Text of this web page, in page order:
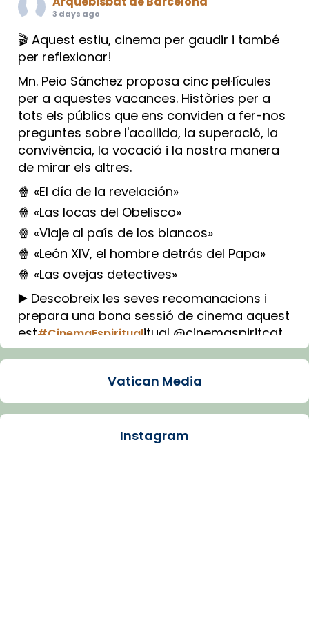
3 days ago
🎬 Aquest estiu, cinema per gaudir i també
per reflexionar!
Mn. Peio Sánchez proposa cinc pel·lícules
per a aquestes vacances. Històries per a
tots els públics que ens conviden a fer-nos
preguntes sobre l'acollida, la superació, la
convivència, la vocació i la nostra manera
de mirar els altres.
🍿 «El día de la revelación»
🍿 «Las locas del Obelisco»
🍿 «Viaje al país de los blancos»
🍿 «León XIV, el hombre detrás del Papa»
🍿 «Las ovejas detectives»
▶️ Descobreix les seves recomanacions i
prepara una bona sessió de cinema aquest
est#CinemaEspiritualitual @cinemaspiritcat
Imatge: Generada amb IA (OpenAI)
Arquebisbat de Barcelona
Vatican Media
Instagram